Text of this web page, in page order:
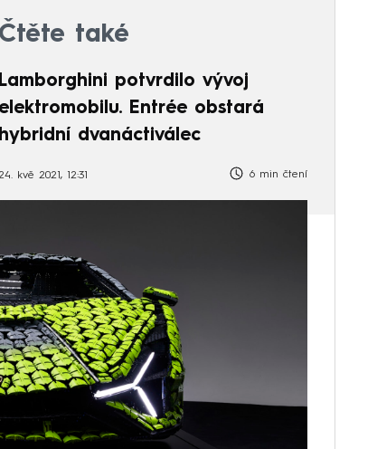
Čtěte také
Lamborghini potvrdilo vývoj
elektromobilu. Entrée obstará
hybridní dvanáctiválec
kvě 2021, 12:31 6 min čtení